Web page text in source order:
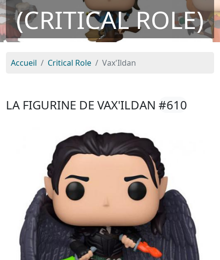
(CRITICAL ROLE)
Accueil Critical Role Vax'Ildan
LA FIGURINE DE VAX'ILDAN #610